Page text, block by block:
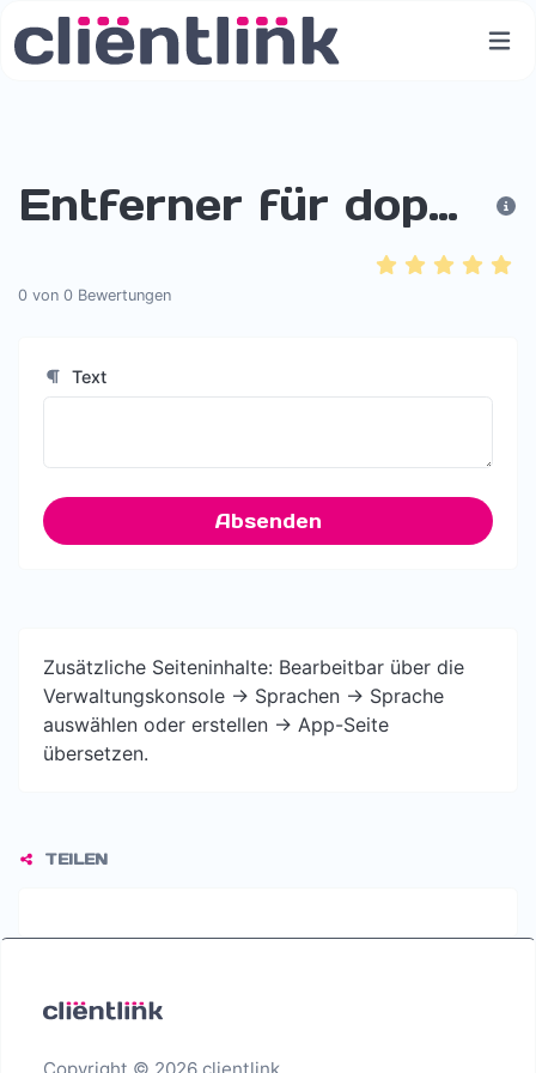
Entferner für doppelte Zeilen
0 von 0 Bewertungen
Text
Absenden
Zusätzliche Seiteninhalte: Bearbeitbar über die
Verwaltungskonsole -> Sprachen -> Sprache
auswählen oder erstellen -> App-Seite
übersetzen.
TEILEN